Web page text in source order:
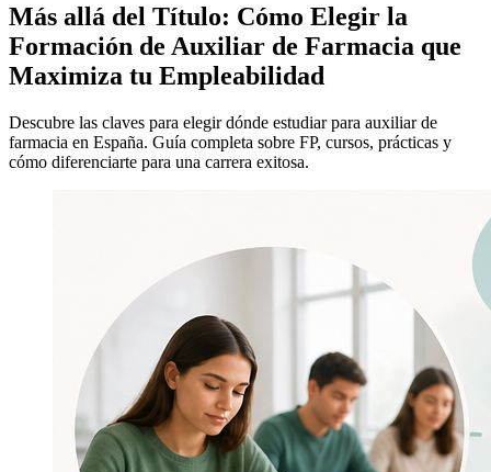
Más allá del Título: Cómo Elegir la
Formación de Auxiliar de Farmacia que
Maximiza tu Empleabilidad
Descubre las claves para elegir dónde estudiar para auxiliar de
farmacia en España. Guía completa sobre FP, cursos, prácticas y
cómo diferenciarte para una carrera exitosa.